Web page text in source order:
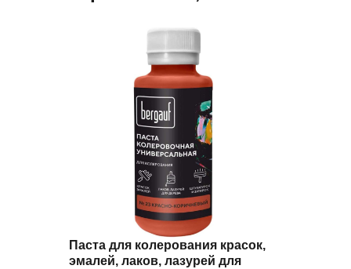
Паста для колерования красок,
эмалей, лаков, лазурей для